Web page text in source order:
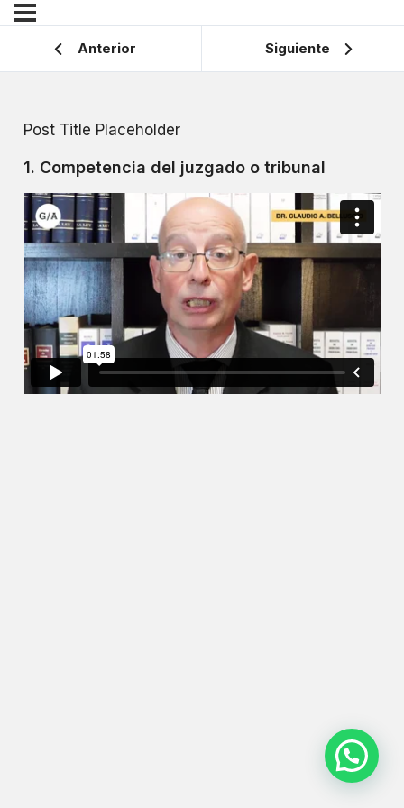
Anterior Siguiente
Post Title Placeholder
1. Competencia del juzgado o tribunal